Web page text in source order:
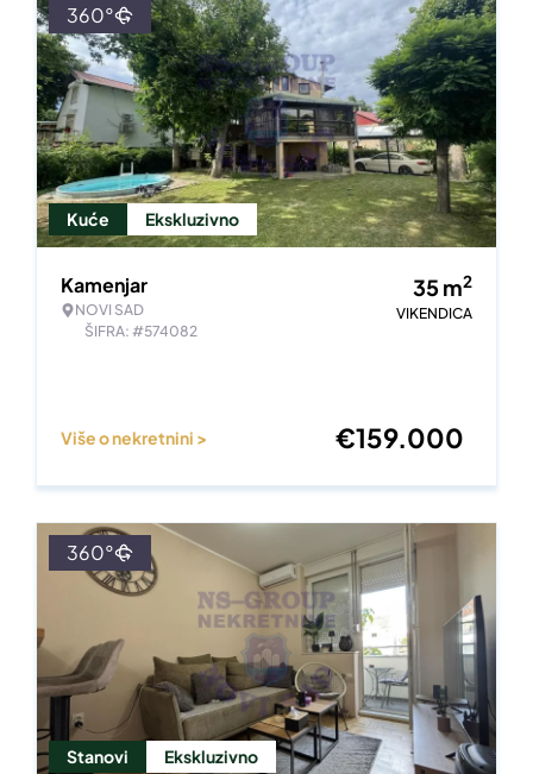
Kuće Ekskluzivno
360°
Kamenjar
NOVI SAD
ŠIFRA: #574082
35m2
VIKENDICA
Više o nekretnini > €159.000
Stanovi Ekskluzivno
360°